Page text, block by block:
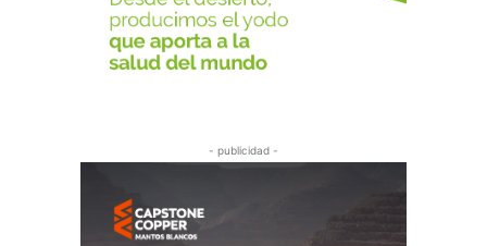
- publicidad -